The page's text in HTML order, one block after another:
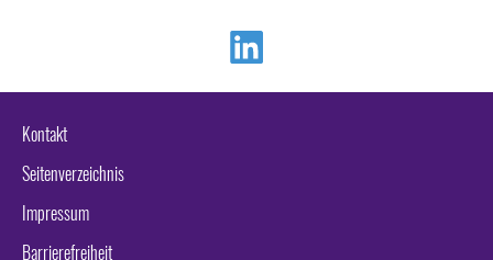
Kontakt
Seitenverzeichnis
Impressum
Barrierefreiheit